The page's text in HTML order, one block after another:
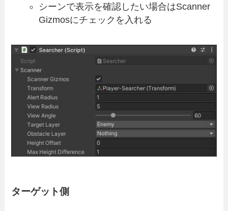
シーンで表示を確認したい場合はScanner
Gizmosにチェックを入れる
ターゲット側